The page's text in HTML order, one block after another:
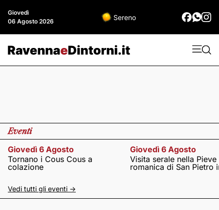
Giovedì
06 Agosto 2026
Sereno
Eventi
Giovedì 6 Agosto
Tornano i Cous Cous a
colazione
Giovedì 6 Agosto
Visita serale nella Pieve
romanica di San Pietro
Vedi tutti gli eventi ->